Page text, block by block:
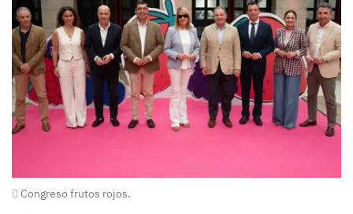
Congreso frutos rojos.